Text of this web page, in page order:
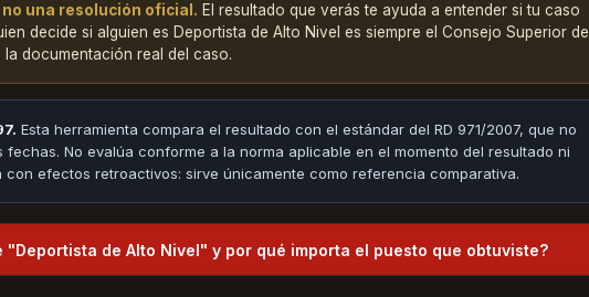
una resolución oficial. El resultado que verás te ayuda a entender si tu caso
decide si alguien es Deportista de Alto Nivel es siempre el Consejo Superior de
la documentación real del caso.
Esta herramienta compara el resultado con el estándar del RD 971/2007, que no
No evalúa conforme a la norma aplicable en el momento del resultado ni
efectos retroactivos: sirve únicamente como referencia comparativa.
"Deportista de Alto Nivel" y por qué importa el puesto que obtuviste?